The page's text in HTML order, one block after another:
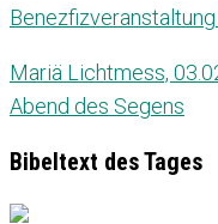
Mariä Lichtmess,
Abend des Segens
Bibeltext des Tages